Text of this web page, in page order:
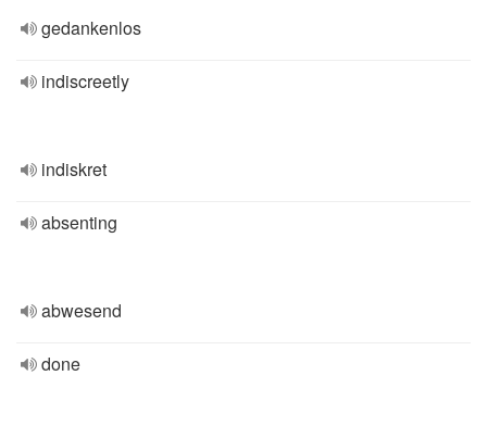
gedankenlos
indiscreetly
indiskret
absenting
abwesend
done